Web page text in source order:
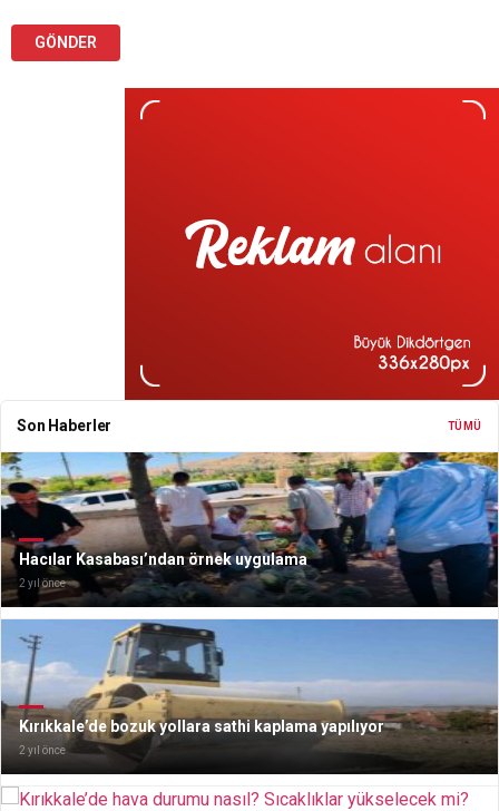
Son Haberler TÜMÜ
Hacılar Kasabası’ndan örnek uygulama
2 yıl önce
Kırıkkale’de bozuk yollara sathi kaplama yapılıyor
2 yıl önce